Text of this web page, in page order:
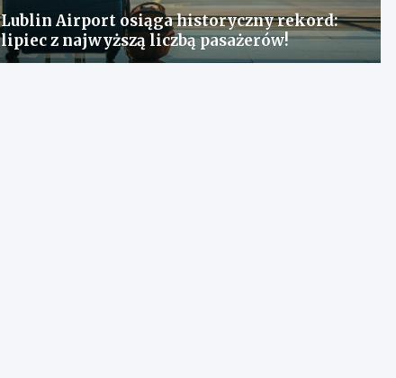
Lublin Airport osiąga historyczny rekord:
lipiec z najwyższą liczbą pasażerów!